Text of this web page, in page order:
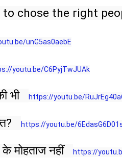
chose the right
unG5as0aebE
youtu.be/C6PyjTwJUAk
भी https://youtu.be/
https://youtu.be/
मोहताज नहीं https://